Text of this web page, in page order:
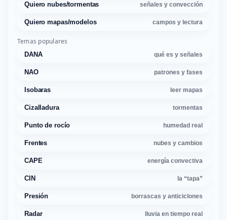
Quiero nubes/tormentas señales y convección
Quiero mapas/modelos campos y lectura
Temas populares
DANA qué es y señales
NAO patrones y fases
Isobaras leer mapas
Cizalladura tormentas
Punto de rocío humedad real
Frentes nubes y cambios
CAPE energía convectiva
CIN la “tapa”
Presión borrascas y anticiclones
Radar lluvia en tiempo real